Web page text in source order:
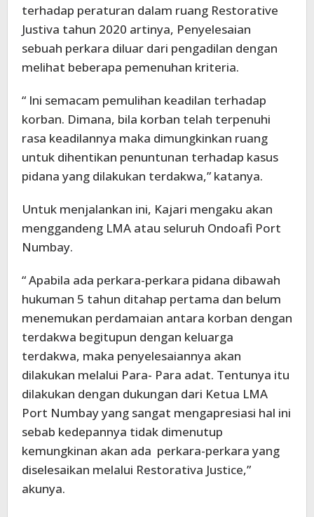
terhadap peraturan dalam ruang Restorative
Justiva tahun 2020 artinya, Penyelesaian
sebuah perkara diluar dari pengadilan dengan
melihat beberapa pemenuhan kriteria.
“ Ini semacam pemulihan keadilan terhadap
korban. Dimana, bila korban telah terpenuhi
rasa keadilannya maka dimungkinkan ruang
untuk dihentikan penuntunan terhadap kasus
pidana yang dilakukan terdakwa,” katanya.
Untuk menjalankan ini, Kajari mengaku akan
menggandeng LMA atau seluruh Ondoafi Port
Numbay.
“ Apabila ada perkara-perkara pidana dibawah
hukuman 5 tahun ditahap pertama dan belum
menemukan perdamaian antara korban dengan
terdakwa begitupun dengan keluarga
terdakwa, maka penyelesaiannya akan
dilakukan melalui Para- Para adat. Tentunya itu
dilakukan dengan dukungan dari Ketua LMA
Port Numbay yang sangat mengapresiasi hal ini
sebab kedepannya tidak dimenutup
kemungkinan akan ada perkara-perkara yang
diselesaikan melalui Restorativa Justice,”
akunya.